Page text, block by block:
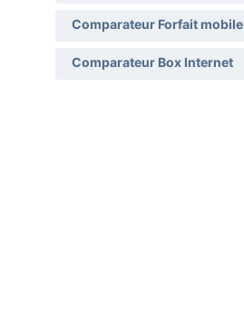
Comparateur Forfait mobile
Comparateur Box Internet